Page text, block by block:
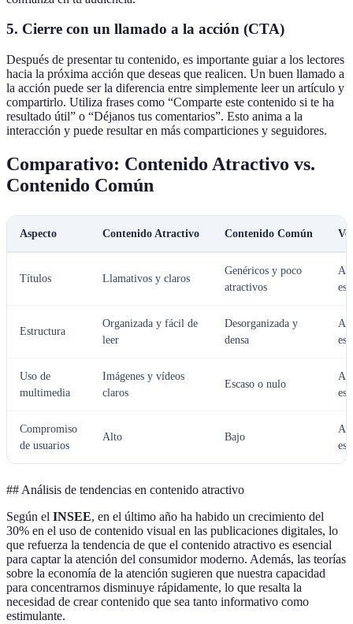
5. Cierre con un llamado a la acción (CTA)
Después de presentar tu contenido, es importante guiar a los lectores
hacia la próxima acción que deseas que realicen. Un buen llamado a
la acción puede ser la diferencia entre simplemente leer un artículo y
compartirlo. Utiliza frases como “Comparte este contenido si te ha
resultado útil” o “Déjanos tus comentarios”. Esto anima a la
interacción y puede resultar en más comparticiones y seguidores.
Comparativo: Contenido Atractivo vs.
Contenido Común
Aspecto Contenido Atractivo Contenido Común
Títulos Llamativos y claros
Genéricos y poco
atractivos
es
Estructura
Organizada y fácil de
leer
Desorganizada y
densa
es
Uso de
multimedia
Imágenes y vídeos
claros
Escaso o nulo
es
Compromiso
de usuarios
Alto Bajo
es
## Análisis de tendencias en contenido atractivo
Según el INSEE, en el último año ha habido un crecimiento del
30% en el uso de contenido visual en las publicaciones digitales, lo
que refuerza la tendencia de que el contenido atractivo es esencial
para captar la atención del consumidor moderno. Además, las teorías
sobre la economía de la atención sugieren que nuestra capacidad
para concentrarnos disminuye rápidamente, lo que resalta la
necesidad de crear contenido que sea tanto informativo como
estimulante.